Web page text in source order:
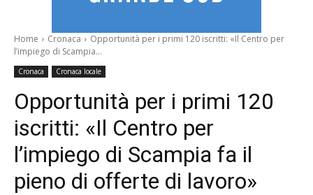
Home Cronaca
Opportunità per i primi 120 iscritti: «Il Centro per
l’impiego di Scampia...
Cronaca Cronaca locale
Opportunità per i primi 120
iscritti: «Il Centro per
l’impiego di Scampia fa il
pieno di offerte di lavoro»